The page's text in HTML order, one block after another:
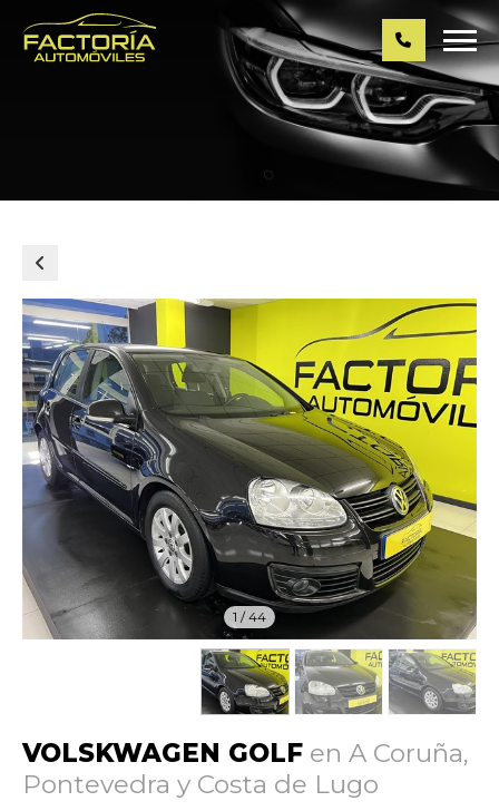
1 /44
VOLSKWAGEN GOLF en A Coruña,
Pontevedra y Costa de Lugo